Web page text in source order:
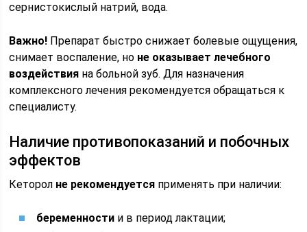
сернистокислый натрий, вода.
Важно! Препарат быстро снижает болевые ощущения,
снимает воспаление, но не оказывает лечебного
воздействия на больной зуб. Для назначения
комплексного лечения рекомендуется обращаться к
специалисту.
Наличие противопоказаний и побочных
эффектов
Кеторол не рекомендуется применять при наличии:
беременности и в период лактации;